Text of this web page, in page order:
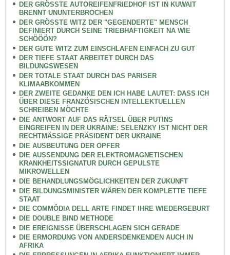
DER GRÖSSTE AUTOREIFENFRIEDHOF IST IN KUWAIT
BRENNT UNUNTERBROCHEN
DER GRÖSSTE WITZ DER "GEGENDERTE" MENSCH
DEFINIERT DURCH SEINE TRIEBHAFTIGKEIT NA WIE
SCHÖÖÖN?
DER GUTE WITZ ZUM EINSCHLAFEN EINFACH ZU GUT
DER TIEFE STAAT ARBEITET DURCH DAS
BILDUNGSWESEN
DER TOTALE STAAT DURCH DAS PARISER
KLIMAABKOMMEN
DER ZWEITE GEDANKE DEN ICH HABE LAUTET: DASS ICH
ÜBER DIESE FRANZÖSISCHEN INTELLEKTUELLEN
SCHREIBEN MÖCHTE
DIE ANTWORT AUF DAS RÄTSEL ÜBER PUTINS
EINGREIFEN IN DER UKRAINE: SELENZKY IST NICHT DER
RECHTMÄSSIGE PRÄSIDENT DER UKRAINE
DIE AUSBEUTUNG DER OPFER
DIE AUSSENDUNG DER ELEKTROMAGNETISCHEN
KRANKHEITSSIGNATUR DURCH GEPULSTE
MIKROWELLEN
DIE BEHANDLUNGSMÖGLICHKEITEN DER ZUKUNFT
DIE BILDUNGSMINISTER WÄREN DER KOMPLETTE TIEFE
STAAT
DIE COMMÖDIA DELL ARTE FINDET IHRE WIEDERGEBURT
DIE DOUBLE BIND METHODE
DIE EREIGNISSE ÜBERSCHLAGEN SICH GERADE
DIE ERMORDUNG VON ANDERSDENKENDEN AUCH IN
AFRIKA